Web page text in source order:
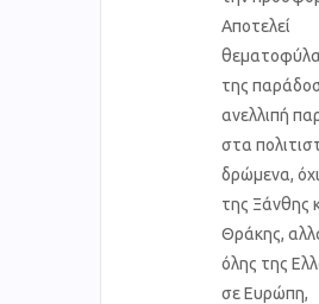
Αποτελεί
της
ανελλιπή
στα
δρώμενα,
της Ξάνθης
Θράκης,
όλης της
σε Ευρώπη,